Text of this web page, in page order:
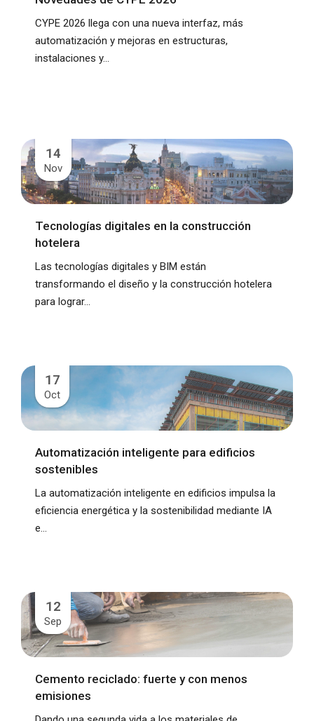
CYPE 2026 llega con una nueva interfaz, más
automatización y mejoras en estructuras,
instalaciones y...
14
Nov
Tecnologías digitales en la construcción
hotelera
Las tecnologías digitales y BIM están
transformando el diseño y la construcción hotelera
para lograr...
17
Oct
Automatización inteligente para edificios
sostenibles
La automatización inteligente en edificios impulsa la
eficiencia energética y la sostenibilidad mediante IA
e...
12
Sep
Cemento reciclado: fuerte y con menos
emisiones